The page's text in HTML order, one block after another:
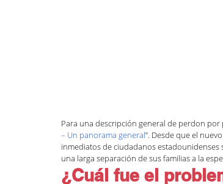
Inmigración Humanitaria
Para una descripción general de perdon
– Un panorama general”. Desde que el nuevo
inmediatos de ciudadanos estadounidenses
una larga separación de sus familias a la
¿Cuál fue el